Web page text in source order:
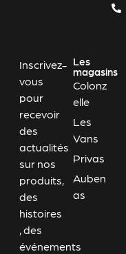
Inscrivez-
vous
pour
recevoir
des
actualités
sur nos
produits,
des
histoires
, des
événements
Les
magasins
Colonz
elle
Les
Vans
Privas
Auben
as